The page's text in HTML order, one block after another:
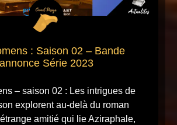
: Saison 02 – Bande
annonce Série 2023
– saison 02 : Les intrigues de
explorent au-delà du roman
amitié qui lie Aziraphale,